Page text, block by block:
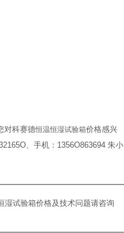
对科赛德恒温恒湿试验箱价格感兴
、手机：1356O863694 朱小
湿试验箱价格及技术问题请咨询